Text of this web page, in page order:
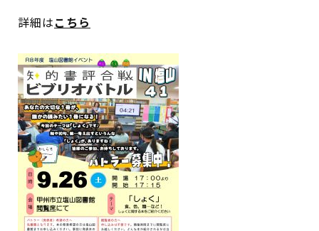
詳細はこちら
イベント
図書館地図PDF
よくあるご質問
マンガ「雨宮敬二郎」
スポンサー企業